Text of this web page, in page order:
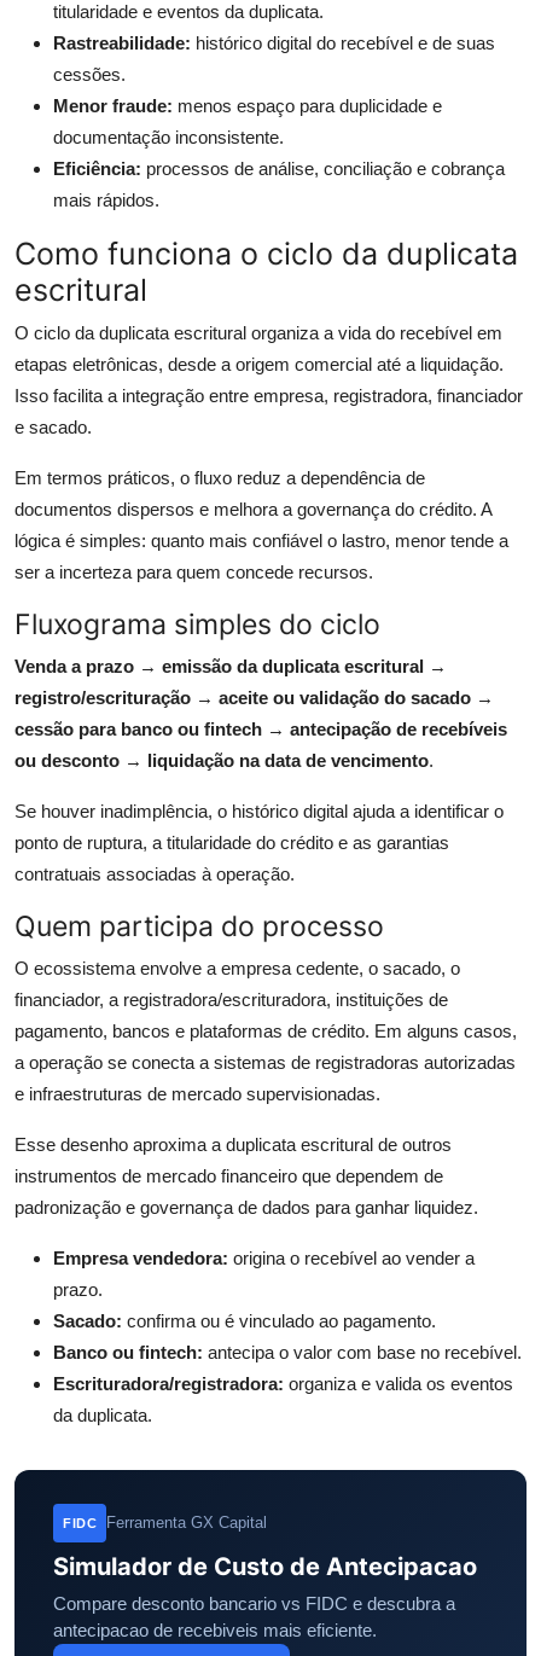
titularidade e eventos da duplicata.
Rastreabilidade: histórico digital do recebível e de suas
cessões.
Menor fraude: menos espaço para duplicidade e
documentação inconsistente.
Eficiência: processos de análise, conciliação e cobrança
mais rápidos.
Como funciona o ciclo da duplicata
escritural
O ciclo da duplicata escritural organiza a vida do recebível em
etapas eletrônicas, desde a origem comercial até a liquidação.
Isso facilita a integração entre empresa, registradora, financiador
e sacado.
Em termos práticos, o fluxo reduz a dependência de
documentos dispersos e melhora a governança do crédito. A
lógica é simples: quanto mais confiável o lastro, menor tende a
ser a incerteza para quem concede recursos.
Fluxograma simples do ciclo
Venda a prazo → emissão da duplicata escritural →
registro/escrituração → aceite ou validação do sacado →
cessão para banco ou fintech → antecipação de recebíveis
ou desconto → liquidação na data de vencimento.
Se houver inadimplência, o histórico digital ajuda a identificar o
ponto de ruptura, a titularidade do crédito e as garantias
contratuais associadas à operação.
Quem participa do processo
O ecossistema envolve a empresa cedente, o sacado, o
financiador, a registradora/escrituradora, instituições de
pagamento, bancos e plataformas de crédito. Em alguns casos,
a operação se conecta a sistemas de registradoras autorizadas
e infraestruturas de mercado supervisionadas.
Esse desenho aproxima a duplicata escritural de outros
instrumentos de mercado financeiro que dependem de
padronização e governança de dados para ganhar liquidez.
Empresa vendedora: origina o recebível ao vender a
prazo.
Sacado: confirma ou é vinculado ao pagamento.
Banco ou fintech: antecipa o valor com base no recebível.
Escrituradora/registradora: organiza e valida os eventos
da duplicata.
FIDC Ferramenta GX Capital
Simulador de Custo de Antecipacao
Compare desconto bancario vs FIDC e descubra a
antecipacao de recebiveis mais eficiente.